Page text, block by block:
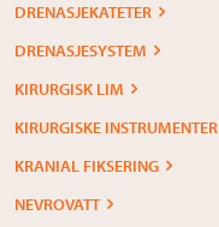
DRENASJEKATETER
DRENASJESYSTEM
KIRURGISK LIM
KIRURGISKE INSTRUMENTER
KRANIAL FIKSERING
NEVROVATT